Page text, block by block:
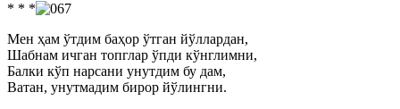
* * *
Мен ҳам ўтдим баҳор ўтган йўллардан,
Шабнам ичган топглар ўпди кўнглимни,
Балки кўп нарсани унутдим бу дам,
Ватан, унутмадим бирор йўлингни.